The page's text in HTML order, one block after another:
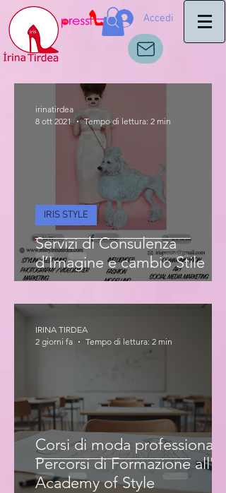
Accedi
Servizi di Consulenza
d’Imagine e cambio Stile
IRIS STYLE
irinatirdea
8 ott 2021
Tempo di lettura: 2 min
Corsi di moda professionale:
Percorsi di Formazione all'Iris
Academy of Style
IRINA TIRDEA
2 giorni fa
Tempo di lettura: 2 min